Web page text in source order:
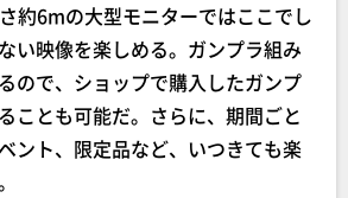
約6mの大型モニターではここでし
い映像を楽しめる。ガンプラ組み
ので、ショップで購入したガンプ
ことも可能だ。さらに、期間ごと
ント、限定品など、いつきても楽